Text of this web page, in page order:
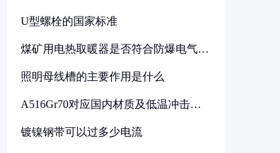
U型螺栓的国家标准
煤矿用电热取暖器是否符合防爆电气设
照明母线槽的主要作用是什么
A516Gr70对应国内材质及低温冲击要
镀镍钢带可以过多少电流